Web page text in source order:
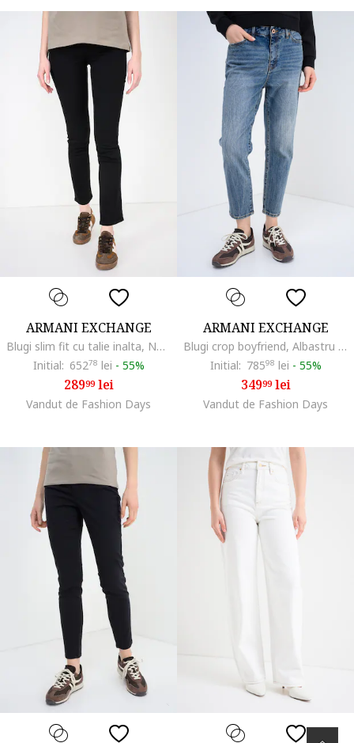
ARMANI EXCHANGE
Blugi slim fit cu talie inalta, Negru
Initial: 65278 lei - 55%
28999lei
Vandut de Fashion Days
ARMANI EXCHANGE
Blugi crop boyfriend, Albastru prafuit
Initial: 78598 lei - 55%
34999lei
Vandut de Fashion Days